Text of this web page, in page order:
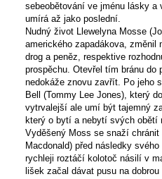
sebeobětování ve jménu lásky a
umírá až jako poslední.
Nudný život Llewelyna Mosse
amerického zapadákova,
drog a peněz, respektive
prospěchu. Otevřel tím bránu do
nedokáže znovu zavřít. Po jeho
Bell (Tommy Lee Jones), který
vytrvalejší ale umí být tajemný
který o bytí a nebytí svých obětí
Vyděšený Moss se snaží
Macdonald) před následky
rychleji roztáčí kolotoč násilí v
lišek začal dávat pusu na